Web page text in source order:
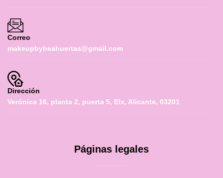
Correo
makeupbybeahuertas@gmail.com
Dirección
Verónica 16, planta 2, puerta 5, Elx, Alicante, 03201
Páginas legales